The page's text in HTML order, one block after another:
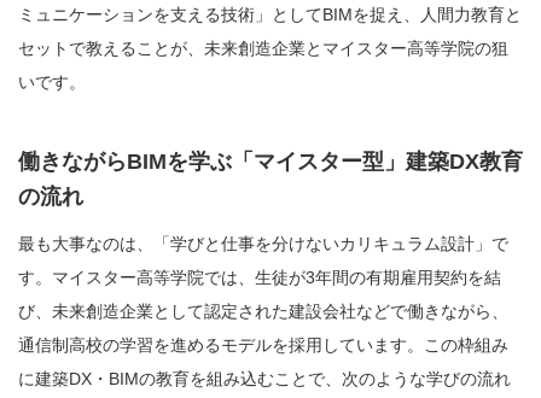
ミュニケーションを支える技術」としてBIMを捉え、人間力教育と
セットで教えることが、未来創造企業とマイスター高等学院の狙
いです。
働きながらBIMを学ぶ「マイスター型」建築DX教育
の流れ
最も大事なのは、「学びと仕事を分けないカリキュラム設計」で
す。マイスター高等学院では、生徒が3年間の有期雇用契約を結
び、未来創造企業として認定された建設会社などで働きながら、
通信制高校の学習を進めるモデルを採用しています。この枠組み
に建築DX・BIMの教育を組み込むことで、次のような学びの流れ